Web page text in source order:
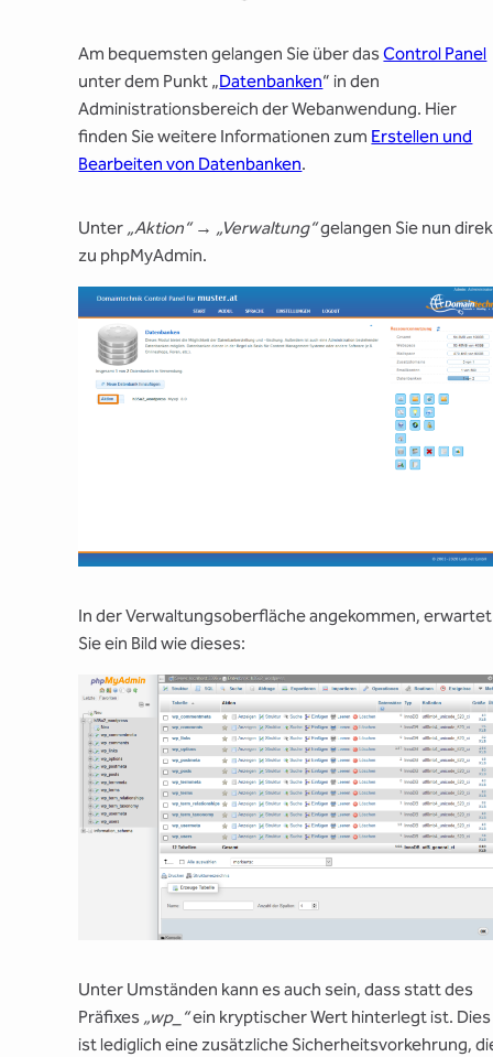
Am bequemsten gelangen Sie über dasControl Panel
unter dem Punkt „Datenbanken“ in den
Administrationsbereich der Webanwendung. Hier
finden Sie weitere Informationen zum Erstellen und
Bearbeiten von Datenbanken.
Unter „Aktion“→ „Verwaltung“gelangen Sie nun
zu phpMyAdmin.
In der Verwaltungsoberfläche angekommen, erwartet
Sie ein Bild wie dieses:
Unter Umständen kann es auch sein, dass statt des
Präfixes „wp_“ein kryptischer Wert hinterlegt ist. Dies
ist lediglich eine zusätzliche Sicherheitsvorkehrung,